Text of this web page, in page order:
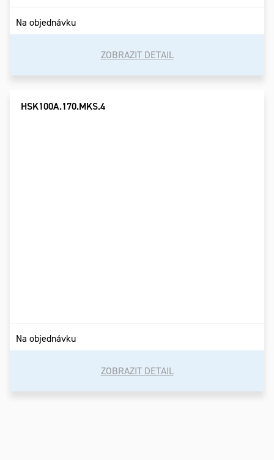
Na objednávku
ZOBRAZIT DETAIL
HSK100A.170.MKS.4
Na objednávku
ZOBRAZIT DETAIL